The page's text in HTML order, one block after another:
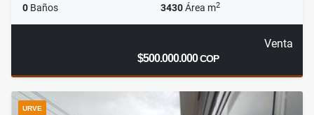
0 Baños 3430Área m2
Venta
$500.000.000COP
URVE